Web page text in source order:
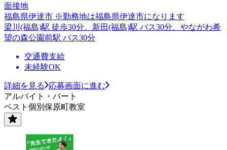
面接地
福島県伊達市 ※勤務地は福島県伊達市になります
梁川(福島)駅 徒歩30分、新田(福島)駅 バス30分、やながわ希
望の森公園前駅 バス30分
交通費支給
未経験OK
詳細を見る
応募画面に進む
アルバイト・パート
ベスト個別保原町教室